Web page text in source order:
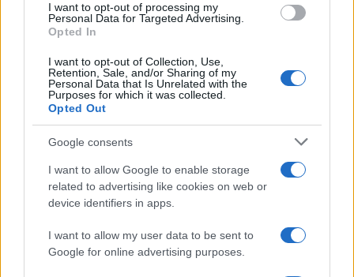
I want to opt-out of processing my
Personal Data for Targeted Advertising.
Opted In
I want to opt-out of Collection, Use,
Retention, Sale, and/or Sharing of my
Personal Data that Is Unrelated with the
Purposes for which it was collected.
Opted Out
Google consents
I want to allow Google to enable storage
related to advertising like cookies on web or
device identifiers in apps.
I want to allow my user data to be sent to
Google for online advertising purposes.
“Surgeon General” (“il capo della sanità”) della
Florida, si è distinto per criticare duramente i
GreenPass:in un video, si sente anche dire che “i
vaccini non sono l’unica soluzione” e si
incoraggiano altri trattamenti come
l’idrossiclorochina.
Strategia vincente
Il governatoreRon DeSantis
successo nello sfidare il Lockdown è ora il
candidato presidenziale probabile nel caso che